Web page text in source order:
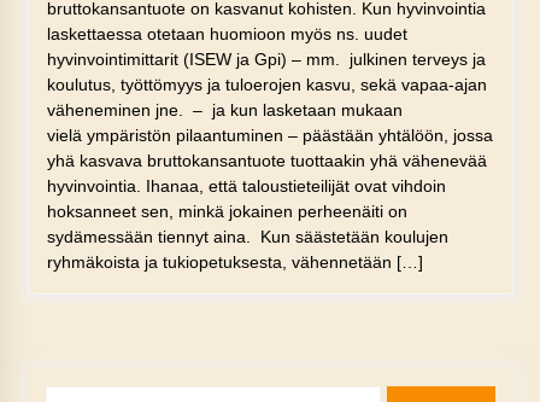
bruttokansantuote on kasvanut kohisten. Kun hyvinvointia
laskettaessa otetaan huomioon myös ns. uudet
hyvinvointimittarit (ISEW ja Gpi) – mm. julkinen terveys ja
koulutus, työttömyys ja tuloerojen kasvu, sekä vapaa-ajan
väheneminen jne. – ja kun lasketaan mukaan
vielä ympäristön pilaantuminen – päästään yhtälöön, jossa
yhä kasvava bruttokansantuote tuottaakin yhä vähenevää
hyvinvointia. Ihanaa, että taloustieteilijät ovat vihdoin
hoksanneet sen, minkä jokainen perheenäiti on
sydämessään tiennyt aina. Kun säästetään koulujen
ryhmäkoista ja tukiopetuksesta, vähennetään […]